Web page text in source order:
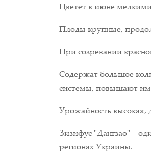
Цветет в июне
Плоды крупные,
При созревании
Содержат большое
системы, повышают
Урожайность высокая,
Зизифус "Дангзао" –
регионах Украины.